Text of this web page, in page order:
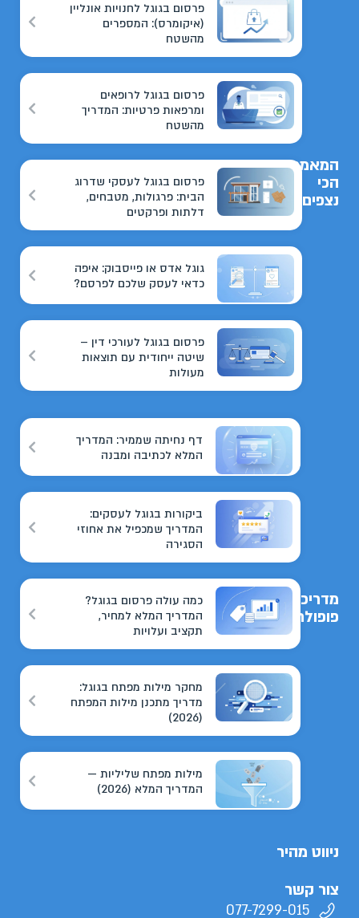
המאמרים
הכי
נצפים
פרסום בגוגל לחנויות אונליין
(איקומרס): המספרים
מהשטח
פרסום בגוגל לרופאים
ומרפאות פרטיות: המדריך
מהשטח
פרסום בגוגל לעסקי שדרוג
הבית: פרגולות, מטבחים,
דלתות ופרקטים
גוגל אדס או פייסבוק: איפה
כדאי לעסק שלכם לפרסם?
פרסום בגוגל לעורכי דין –
שיטה ייחודית עם תוצאות
מעולות
מדריכים
פופולריים
דף נחיתה שממיר: המדריך
המלא לכתיבה ומבנה
ביקורות בגוגל לעסקים:
המדריך שמכפיל את אחוזי
הסגירה
כמה עולה פרסום בגוגל?
המדריך המלא למחיר,
תקציב ועלויות
מחקר מילות מפתח בגוגל:
מדריך מתכנן מילות המפתח
(2026)
מילות מפתח שליליות —
המדריך המלא (2026)
ניווט מהיר
צור קשר
077-7299-015